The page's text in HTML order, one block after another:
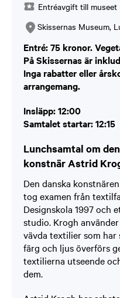
Entréavgift till museet
Skissernas Museum,
Entré: 75 kronor.
På Skissernas är
Inga rabatter eller
arrangemang.
Insläpp: 12:00
Samtalet startar: 12:15
Lunchsamtal om
konstnär Astrid
Den danska
tog examen från
Designskola 1997 och
studio. Krogh
vävda textilier som har
färg och ljus överförs
textilierna utseende
dem.